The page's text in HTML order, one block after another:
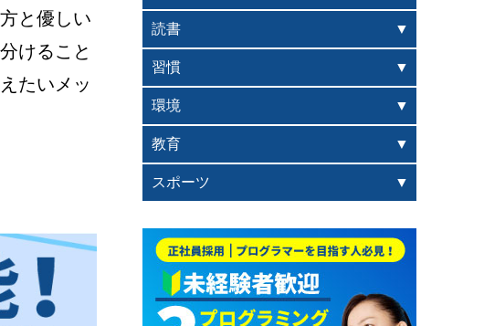
と優しい
けること
たいメッ
読書
習慣
環境
教育
スポーツ